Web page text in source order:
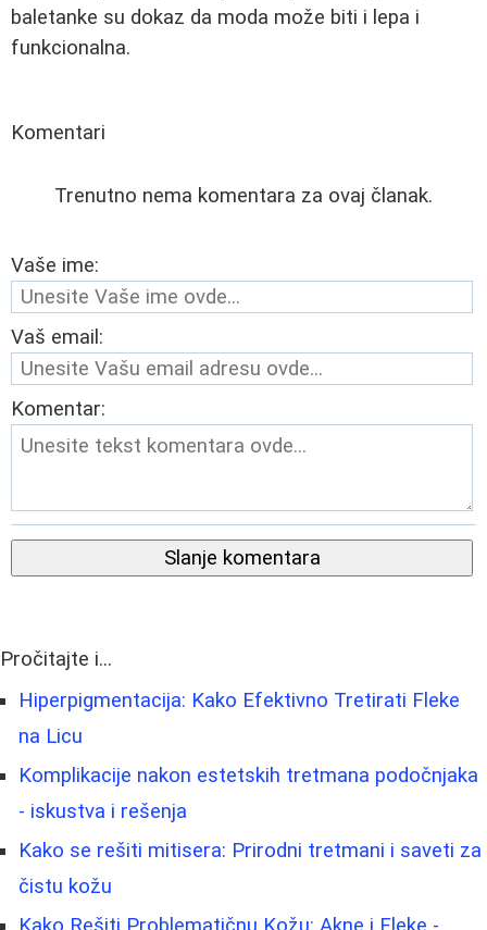
baletanke su dokaz da moda može biti i lepa i
funkcionalna.
Komentari
Trenutno nema komentara za ovaj članak.
Vaše ime:
Vaš email:
Komentar:
Slanje komentara
Pročitajte i...
Hiperpigmentacija: Kako Efektivno Tretirati Fleke
na Licu
Komplikacije nakon estetskih tretmana podočnjaka
- iskustva i rešenja
Kako se rešiti mitisera: Prirodni tretmani i saveti za
čistu kožu